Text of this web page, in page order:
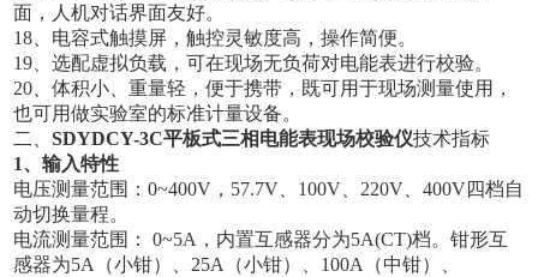
面，人机对话界面友好。
18、电容式触摸屏，触控灵敏度高，操作简便。
19、选配虚拟负载，可在现场无负荷对电能表进行校验。
20、体积小、重量轻，便于携带，既可用于现场测量使用，
也可用做实验室的标准计量设备。
二、SDYDCY-3C平板式三相电能表现场校验仪技术指标
1、输入特性
电压测量范围：0~400V，57.7V、100V、220V、400V四档自
动切换量程。
电流测量范围： 0~5A，内置互感器分为5A(CT)档。钳形互
感器为5A（小钳）、25A（小钳）、100A（中钳）、